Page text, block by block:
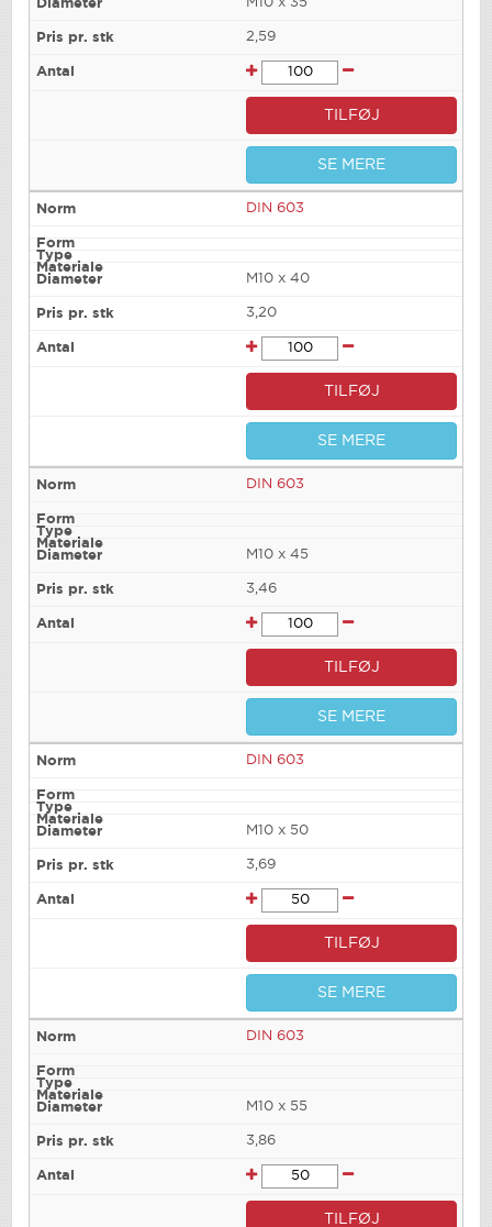
2,59
TILFØJ
SE MERE
DIN 603
M10 x 40
3,20
TILFØJ
SE MERE
DIN 603
M10 x 45
3,46
TILFØJ
SE MERE
DIN 603
M10 x 50
3,69
TILFØJ
SE MERE
DIN 603
M10 x 55
3,86
TILFØJ